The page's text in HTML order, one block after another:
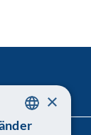
SWEDISH
×